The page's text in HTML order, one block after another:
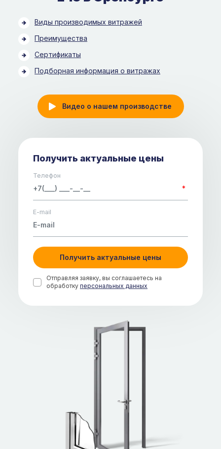
Виды производимых витражей
Преимущества
Сертификаты
Подборная информация о витражах
Видео о нашем производстве
Получить актуальные цены
Телефон
*
E-mail
Получить актуальные цены
Отправляя заявку, вы соглашаетесь на
обработку персональных данных